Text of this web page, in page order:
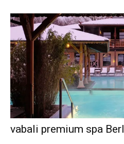
vabali premium spa